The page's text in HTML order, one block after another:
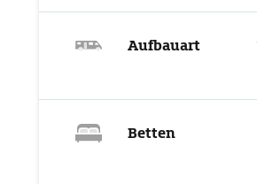
Aufbauart
Betten